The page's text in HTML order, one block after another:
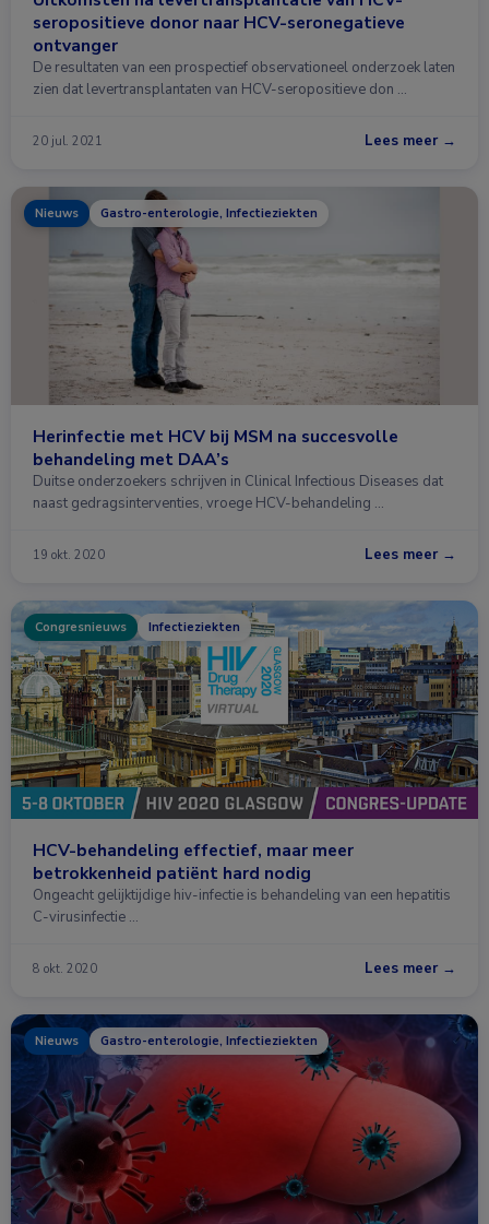
seropositieve donor naar HCV-seronegatieve
ontvanger
De resultaten van een prospectief observationeel onderzoek laten
zien dat levertransplantaten van HCV-seropositieve don …
20 jul. 2021 Lees meer →
Nieuws Gastro-enterologie, Infectieziekten
Herinfectie met HCV bij MSM na succesvolle
behandeling met DAA’s
Duitse onderzoekers schrijven in Clinical Infectious Diseases dat
naast gedragsinterventies, vroege HCV-behandeling …
19 okt. 2020 Lees meer →
Congresnieuws Infectieziekten
HCV-behandeling effectief, maar meer
betrokkenheid patiënt hard nodig
Ongeacht gelijktijdige hiv-infectie is behandeling van een hepatitis
C-virusinfectie …
8 okt. 2020 Lees meer →
Nieuws Gastro-enterologie, Infectieziekten